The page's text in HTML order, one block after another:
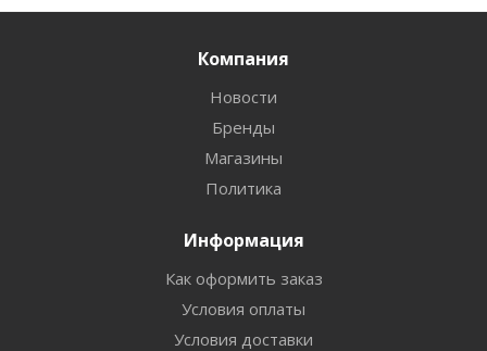
Компания
Новости
Бренды
Магазины
Политика
Информация
Как оформить заказ
Условия оплаты
Условия доставки